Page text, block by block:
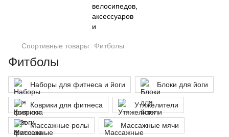
Спортивные товары Фитболы
Фитболы
Наборы для фитнеса и йоги Блоки для йоги
Коврики для фитнеса Утяжелители
Массажные ролы Массажные мячи